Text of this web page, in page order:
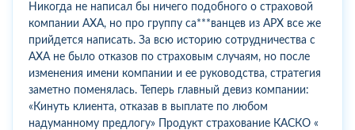
Никогда не написал бы ничего подобного о страховой
компании АХА, но про группу са***ванцев из АРХ все же
прийдется написать. За всю историю сотрудничества с
АХА не было отказов по страховым случаям, но после
изменения имени компании и ее руководства, стратегия
заметно поменялась. Теперь главный девиз компании:
«Кинуть клиента, отказав в выплате по любом
надуманному предлогу» Продукт страхование КАСКО «